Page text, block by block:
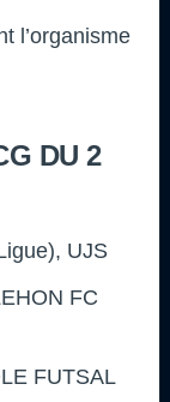
l’organisme
DU 2
UJS
FC
FUTSAL